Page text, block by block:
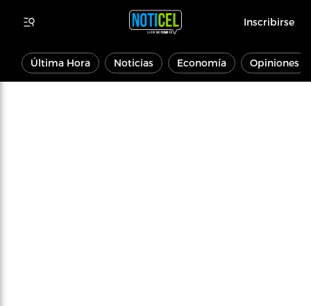
Inscribirse
Última Hora Noticias Economía Opiniones